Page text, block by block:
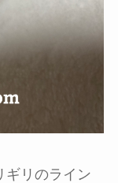
ギリのライン